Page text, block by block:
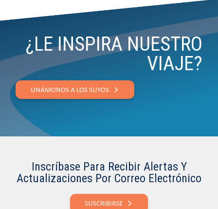
¿LE INSPIRA NUESTRO
VIAJE?
UNÁMONOS A LOS SUYOS
Inscríbase Para Recibir Alertas Y
Actualizaciones Por Correo Electrónico
SUSCRIBIRSE